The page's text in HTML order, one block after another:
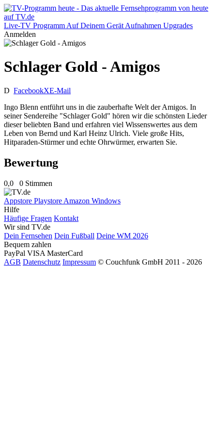
Live-TV Programm Auf Deinem Gerät Aufnahmen Upgrades
Anmelden
Schlager Gold - Amigos
D FacebookXE-Mail
Ingo Blenn entführt uns in die zauberhafte Welt der Amigos. In
seiner Sendereihe "Schlager Gold" hören wir die schönsten Lieder
dieser beliebten Band und erfahren viel Wissenswertes aus dem
Leben von Bernd und Karl Heinz Ulrich. Viele große Hits,
Hitparaden-Stürmer und echte Ohrwürmer, erwarten Sie.
Bewertung
0,0 0 Stimmen
Appstore Playstore Amazon Windows
Hilfe
Häufige Fragen Kontakt
Wir sind TV.de
Dein Fernsehen Dein Fußball Deine WM 2026
Bequem zahlen
PayPal VISA MasterCard
AGB Datenschutz Impressum © Couchfunk GmbH 2011 - 2026